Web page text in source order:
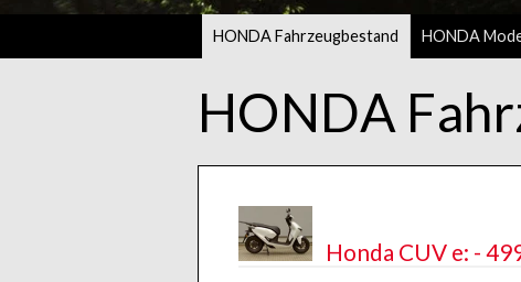
HONDA Fahrzeugbestand HONDA
HONDA
Honda CUV e: -